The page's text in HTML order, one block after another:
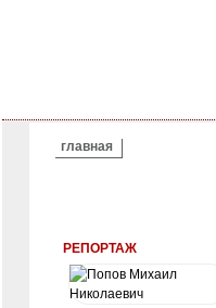
ВЫ ЗДЕСЬ
главная
РЕПОРТАЖ